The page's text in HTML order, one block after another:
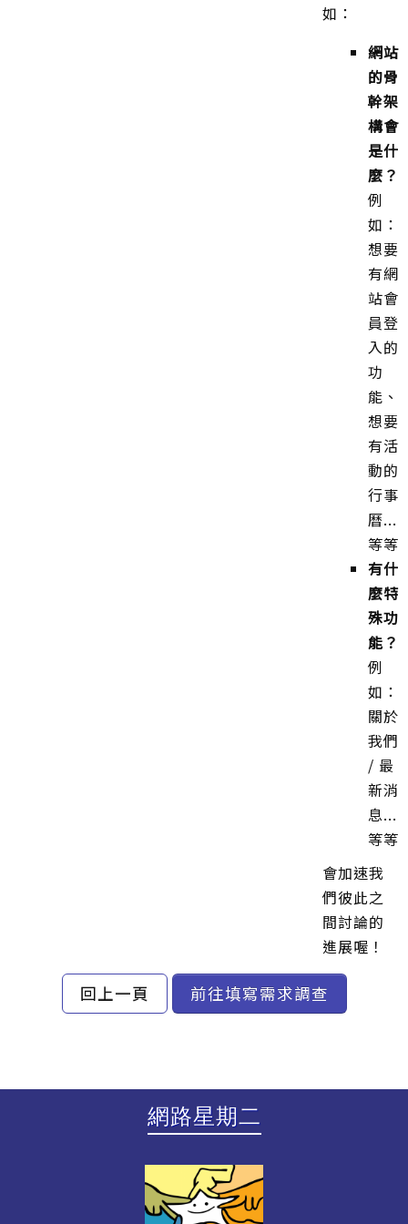
如：
網站
的骨
幹架
構會
是什
麼？
例
如：
想要
有網
站會
員登
入的
功
能、
想要
有活
動的
行事
曆...
等等
有什
麼特
殊功
能？
例
如：
關於
我們
/ 最
新消
息...
等等
會加速我
們彼此之
間討論的
進展喔！
回上一頁 前往填寫需求調查
網路星期二